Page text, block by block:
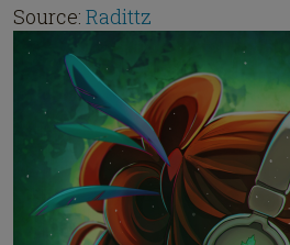
Source: Radittz